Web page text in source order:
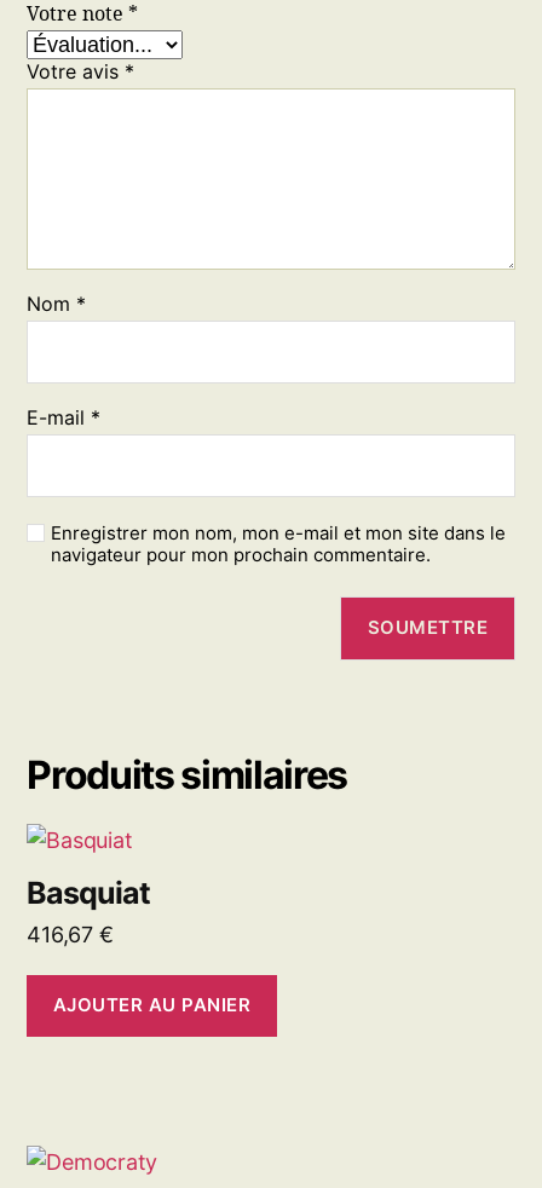
Votre note *
Votre avis *
Nom *
E-mail *
Enregistrer mon nom, mon e-mail et mon site dans le
navigateur pour mon prochain commentaire.
Produits similaires
Basquiat
416,67 €
AJOUTER AU PANIER